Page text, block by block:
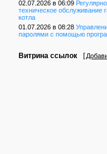
02.07.2026 в 06:09
техническое обслуживание
котла
01.07.2026 в 08:28
паролями с помощью
Витрина ссылок [